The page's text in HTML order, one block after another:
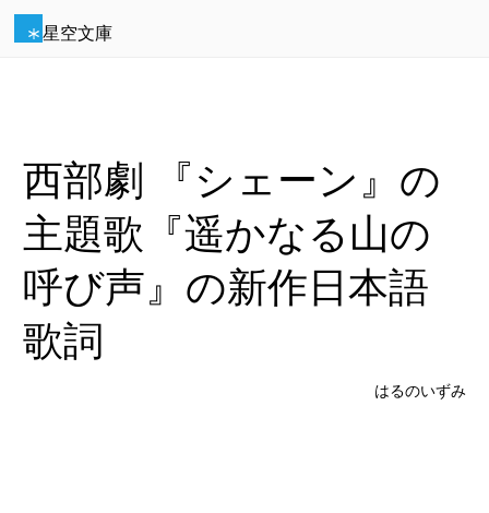
星空文庫
西部劇 『シェーン』の
主題歌『遥かなる山の
呼び声』の新作日本語
歌詞
はるのいずみ